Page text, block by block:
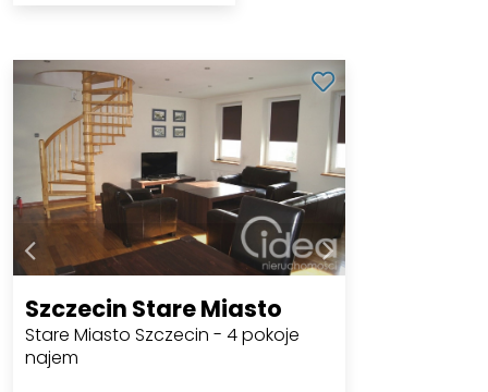
Szczecin Stare Miasto
Stare Miasto Szczecin - 4 pokoje
najem